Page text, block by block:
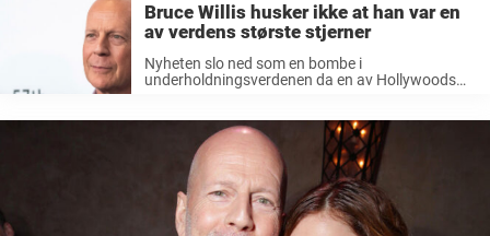
Bruce Willis husker ikke at han var en
av verdens største stjerner
Nyheten slo ned som en bombe i
underholdningsverdenen da en av Hollywoods
påvirker evnen til å kommunisere. Dette tvang
ham til å ...